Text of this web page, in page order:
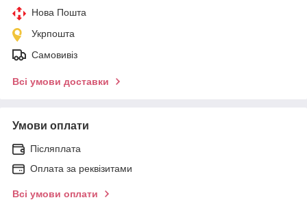
Нова Пошта
Укрпошта
Самовивіз
Всі умови доставки
Умови оплати
Післяплата
Оплата за реквізитами
Всі умови оплати